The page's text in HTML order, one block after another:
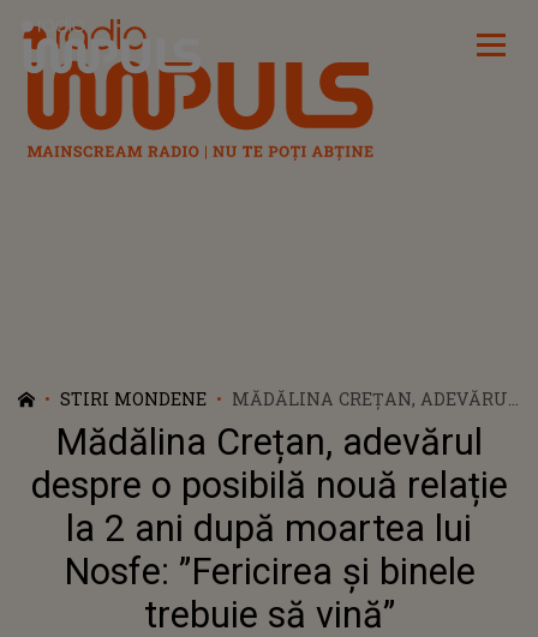
Radio Impuls
STIRI MONDENE
MĂDĂLINA CREȚAN, ADEVĂRUL
DESPRE O POSIBILĂ NOUĂ
RELAȚIE LA 2 ANI DUPĂ
MOARTEA LUI NOSFE:
”FERICIREA ȘI BINELE TREBUIE
SĂ VINĂ”
Mădălina Crețan, adevărul
despre o posibilă nouă relație
la 2 ani după moartea lui
Nosfe: ”Fericirea și binele
trebuie să vină”